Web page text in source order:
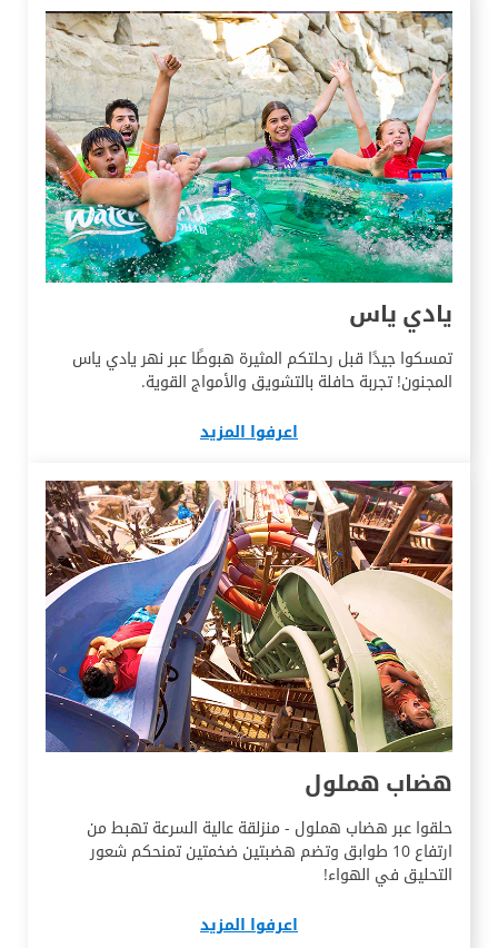
يادي ياس
تمسكوا جيدًا قبل رحلتكم المثيرة هبوطًا عبر نهر يادي ياس
المجنون! تجربة حافلة بالتشويق والأمواج القوية.
اعرفوا المزيد
هضاب هملول
حلقوا عبر هضاب هملول - منزلقة عالية السرعة تهبط من
ارتفاع 10 طوابق وتضم هضبتين ضخمتين تمنحكم شعور
التحليق في الهواء!
اعرفوا المزيد